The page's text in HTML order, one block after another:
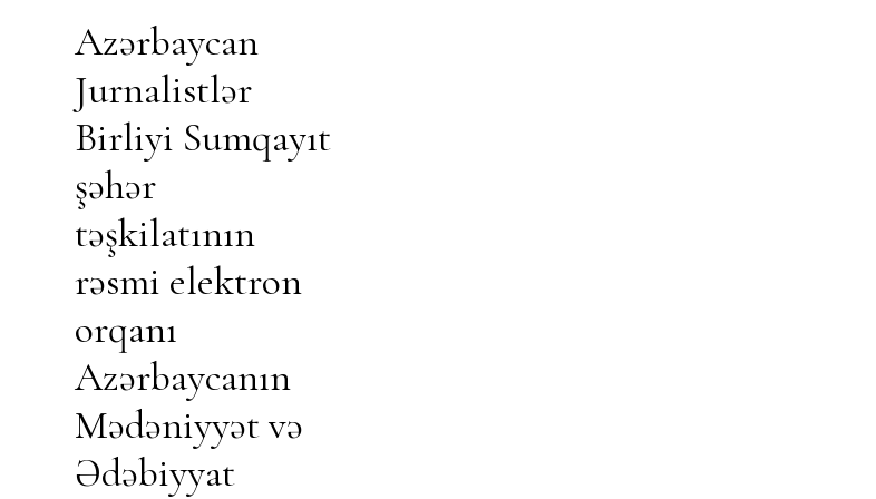
Azərbaycan
Jurnalistlər
Birliyi Sumqayıt
şəhər
təşkilatının
rəsmi elektron
orqanı
Azərbaycanın
Mədəniyyət və
Ədəbiyyat